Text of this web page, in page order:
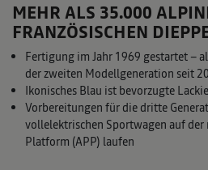
MEHR ALS 35.000
FRANZÖSISCHEN
Fertigung im Jahr 1969 gestartet –
der zweiten Modellgeneration seit
Ikonisches Blau ist bevorzugte
Vorbereitungen für die dritte
vollelektrischen Sportwagen auf
Platform (APP) laufen